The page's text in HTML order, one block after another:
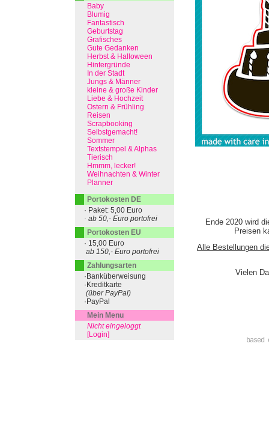
Ende 2020 wird
Preisen
Alle Bestellungen
Vielen
Baby
Blumig
Fantastisch
Geburtstag
Grafisches
Gute Gedanken
Herbst & Halloween
Hintergründe
In der Stadt
Jungs & Männer
kleine & große Kinder
Liebe & Hochzeit
Ostern & Frühling
Reisen
Scrapbooking
Selbstgemacht!
Sommer
Textstempel & Alphas
Tierisch
Hmmm, lecker!
Weihnachten & Winter
Planner
Portokosten DE
· Paket: 5,00 Euro
· ab 50,- Euro portofrei
Portokosten EU
· 15,00 Euro
ab 150,- Euro portofrei
Zahlungsarten
·Banküberweisung
·Kreditkarte
(über PayPal)
·PayPal
Mein Menu
Nicht eingeloggt
[Login]